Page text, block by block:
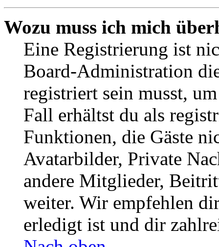
Wozu muss ich mich
Eine Registrierung ist
Board-Administration
registriert sein musst,
Fall erhältst du als
Funktionen, die Gäste
Avatarbilder, Private
andere Mitglieder,
weiter. Wir empfehlen
erledigt ist und dir